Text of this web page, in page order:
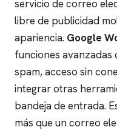
servicio de correo
libre de publicidad
apariencia. Google
funciones avanzadas
spam, acceso sin
integrar otras
bandeja de entrada.
más que un correo